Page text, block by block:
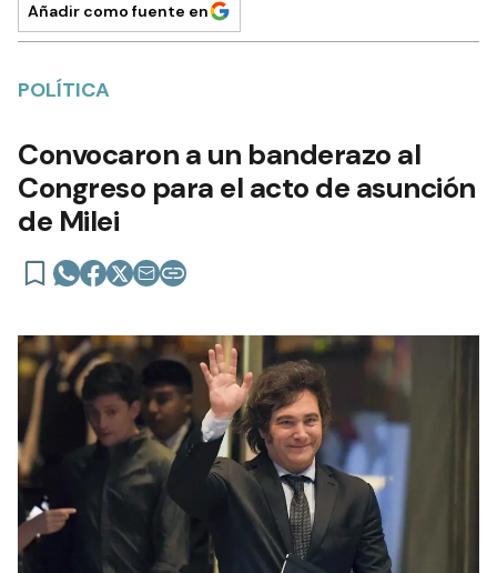
Añadir como fuente en
POLÍTICA
Convocaron a un banderazo al
Congreso para el acto de asunción
de Milei